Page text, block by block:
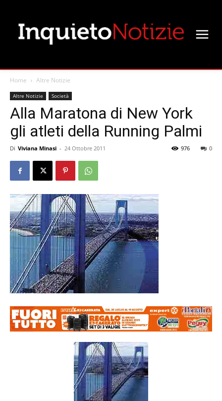
Home Altre Notizie
Altre Notizie Società
Alla Maratona di New York
gli atleti della Running Palmi
Di Viviana Minasi - 24 Ottobre 2011 0
976